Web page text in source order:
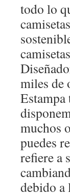
todo lo
miles de
Estampa
muchos
puedes
refiere a
debido